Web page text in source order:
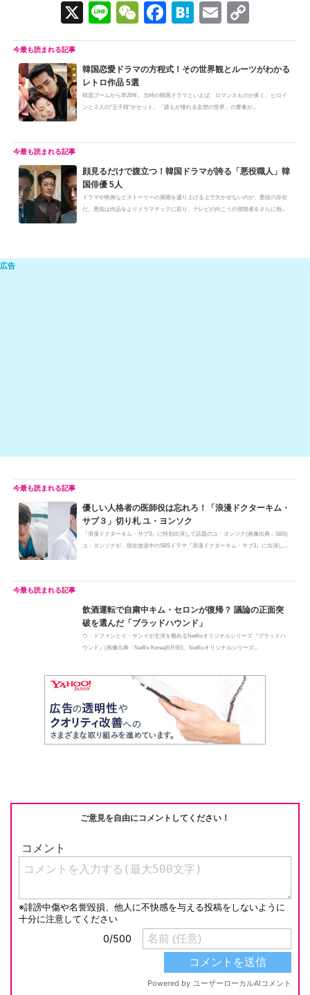
X
Li
n
W
e
h
at
F
a
e
b
o
k
H
at
n
a
E
m o
y
Li
k
韓国恋愛ドラマの方程式！その世界観とルーツがわかる
レトロ作品 5選
韓流ブームから早20年。当時の韓国ドラマといえば、ロマンスものが多く、ヒロイ
ンと２人の"王子様"がセット。「誰もが憧れる妄想の世界」の要素が...
顔見るだけで腹立つ！韓国ドラマが誇る「悪役職人」韓
国俳優 5人
ドラマや映画などストーリーの展開を盛り上げる上で欠かせないのが、悪役の存在
だ。悪役は作品をよりドラマチックに彩り、テレビの向こうの視聴者をさらに熱...
優しい人格者の医師役は忘れろ！「浪漫ドクターキム・
サブ３」切り札 ユ・ヨンソク
『浪漫ドクターキム・サブ3』に特別出演して話題のユ・ヨンソク(画像出典：SBS)
ユ・ヨンソクが、現在放送中のSBSドラマ『浪漫ドクターキム・サブ3』に出演し...
飲酒運転で自粛中キム・セロンが復帰？ 議論の正面突
破を選んだ「ブラッドハウンド」
ウ・ドファンとイ・サンイが主演を務める​​Netflixオリジナルシリーズ『ブラッドハ
ウンド』(画像出典：Netflix Korea)6月9日、​​Netflixオリジナルシリーズ...
ご意見を自由にコメントしてください！